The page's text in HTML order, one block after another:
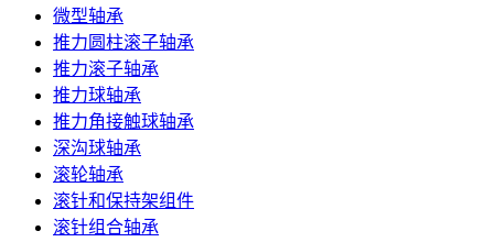
微型轴承
推力圆柱滚子轴承
推力滚子轴承
推力球轴承
推力角接触球轴承
深沟球轴承
滚轮轴承
滚针和保持架组件
滚针组合轴承